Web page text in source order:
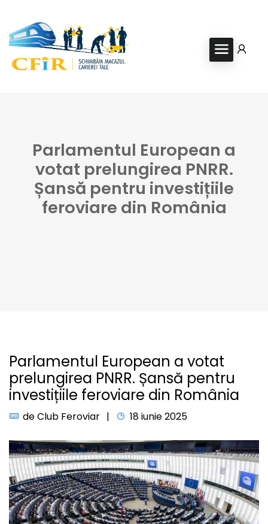
Parlamentul European a
votat prelungirea PNRR.
Șansă pentru investițiile
feroviare din România
Parlamentul European a votat
prelungirea PNRR. Șansă pentru
investițiile feroviare din România
deClub Feroviar 18 iunie 2025